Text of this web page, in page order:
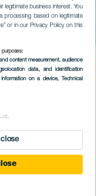
legitimate business interest. You
based on legitimate
or in our Privacy Policy on this
purposes:
content measurement, audience
data, and identification
on a device, Technical
→